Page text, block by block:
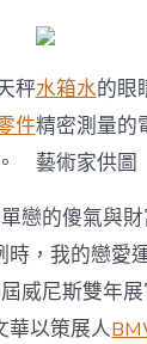
秤水箱水的眼
件精密測量的
藝術家供圖
戀的傻氣與
，我的戀愛
威尼斯雙年
華以策展人